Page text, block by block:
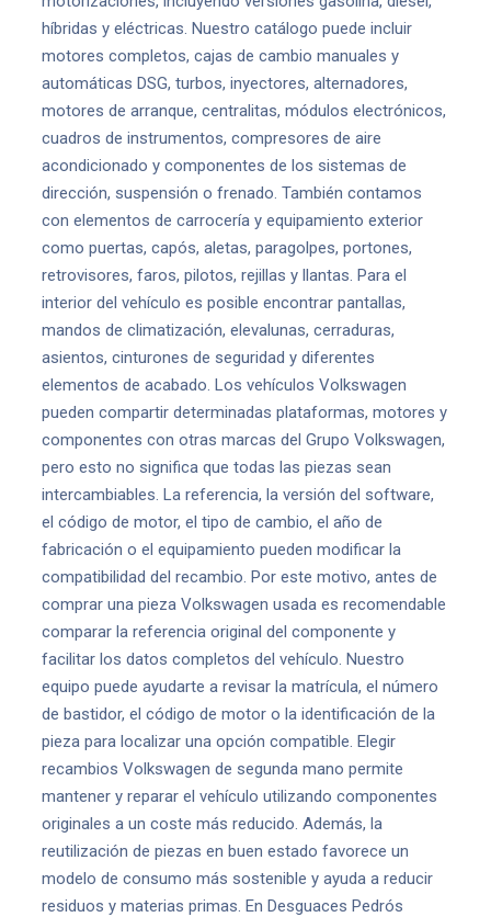
híbridas y eléctricas. Nuestro catálogo puede incluir
motores completos, cajas de cambio manuales y
automáticas DSG, turbos, inyectores, alternadores,
motores de arranque, centralitas, módulos electrónicos,
cuadros de instrumentos, compresores de aire
acondicionado y componentes de los sistemas de
dirección, suspensión o frenado. También contamos
con elementos de carrocería y equipamiento exterior
como puertas, capós, aletas, paragolpes, portones,
retrovisores, faros, pilotos, rejillas y llantas. Para el
interior del vehículo es posible encontrar pantallas,
mandos de climatización, elevalunas, cerraduras,
asientos, cinturones de seguridad y diferentes
elementos de acabado. Los vehículos Volkswagen
pueden compartir determinadas plataformas, motores y
componentes con otras marcas del Grupo Volkswagen,
pero esto no significa que todas las piezas sean
intercambiables. La referencia, la versión del software,
el código de motor, el tipo de cambio, el año de
fabricación o el equipamiento pueden modificar la
compatibilidad del recambio. Por este motivo, antes de
comprar una pieza Volkswagen usada es recomendable
comparar la referencia original del componente y
facilitar los datos completos del vehículo. Nuestro
equipo puede ayudarte a revisar la matrícula, el número
de bastidor, el código de motor o la identificación de la
pieza para localizar una opción compatible. Elegir
recambios Volkswagen de segunda mano permite
mantener y reparar el vehículo utilizando componentes
originales a un coste más reducido. Además, la
reutilización de piezas en buen estado favorece un
modelo de consumo más sostenible y ayuda a reducir
residuos y materias primas. En Desguaces Pedrós